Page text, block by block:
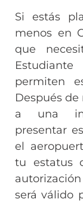
Si estás
menos en
que
permiten
Después
a una
presentar
el
tu estatus
será válido